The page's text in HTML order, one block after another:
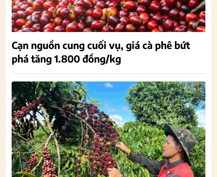
Cạn nguồn cung cuối vụ, giá cà phê bứt
phá tăng 1.800 đồng/kg